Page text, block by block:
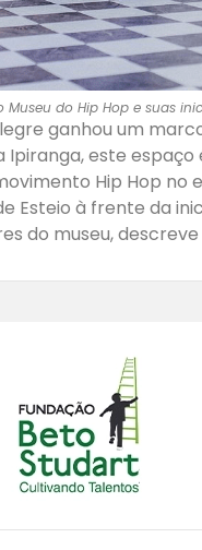
Museu do Hip Hop e suas
ganhou um
Ipiranga, este
Hip Hop no
Esteio à frente da
do museu,